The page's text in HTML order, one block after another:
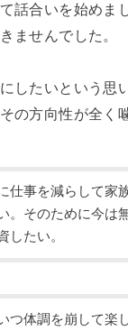
話合いを始めま
ませんでした。
したいという思
の方向性が全く
仕事を減らして家
。そのために今は
したい。
つ体調を崩して楽